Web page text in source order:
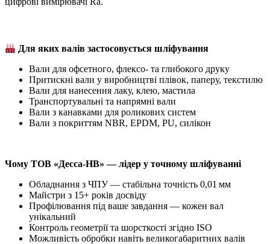
Для яких валів застосовується шліфування
Вали для офсетного, флексо- та глибокого друку
Притискні вали у виробництві плівок, паперу, текстилю
Вали для нанесення лаку, клею, мастила
Транспортувальні та напрямні вали
Вали з канавками для роликових систем
Вали з покриттям NBR, EPDM, PU, силікон
Чому ТОВ «Десса-НВ» — лідер у точному шліфуванні
Обладнання з ЧПУ — стабільна точність 0,01 мм
Майстри з 15+ років досвіду
Профілювання під ваше завдання — кожен вал
унікальний
Контроль геометрії та шорсткості згідно ISO
Можливість обробки навіть великогабаритних валів